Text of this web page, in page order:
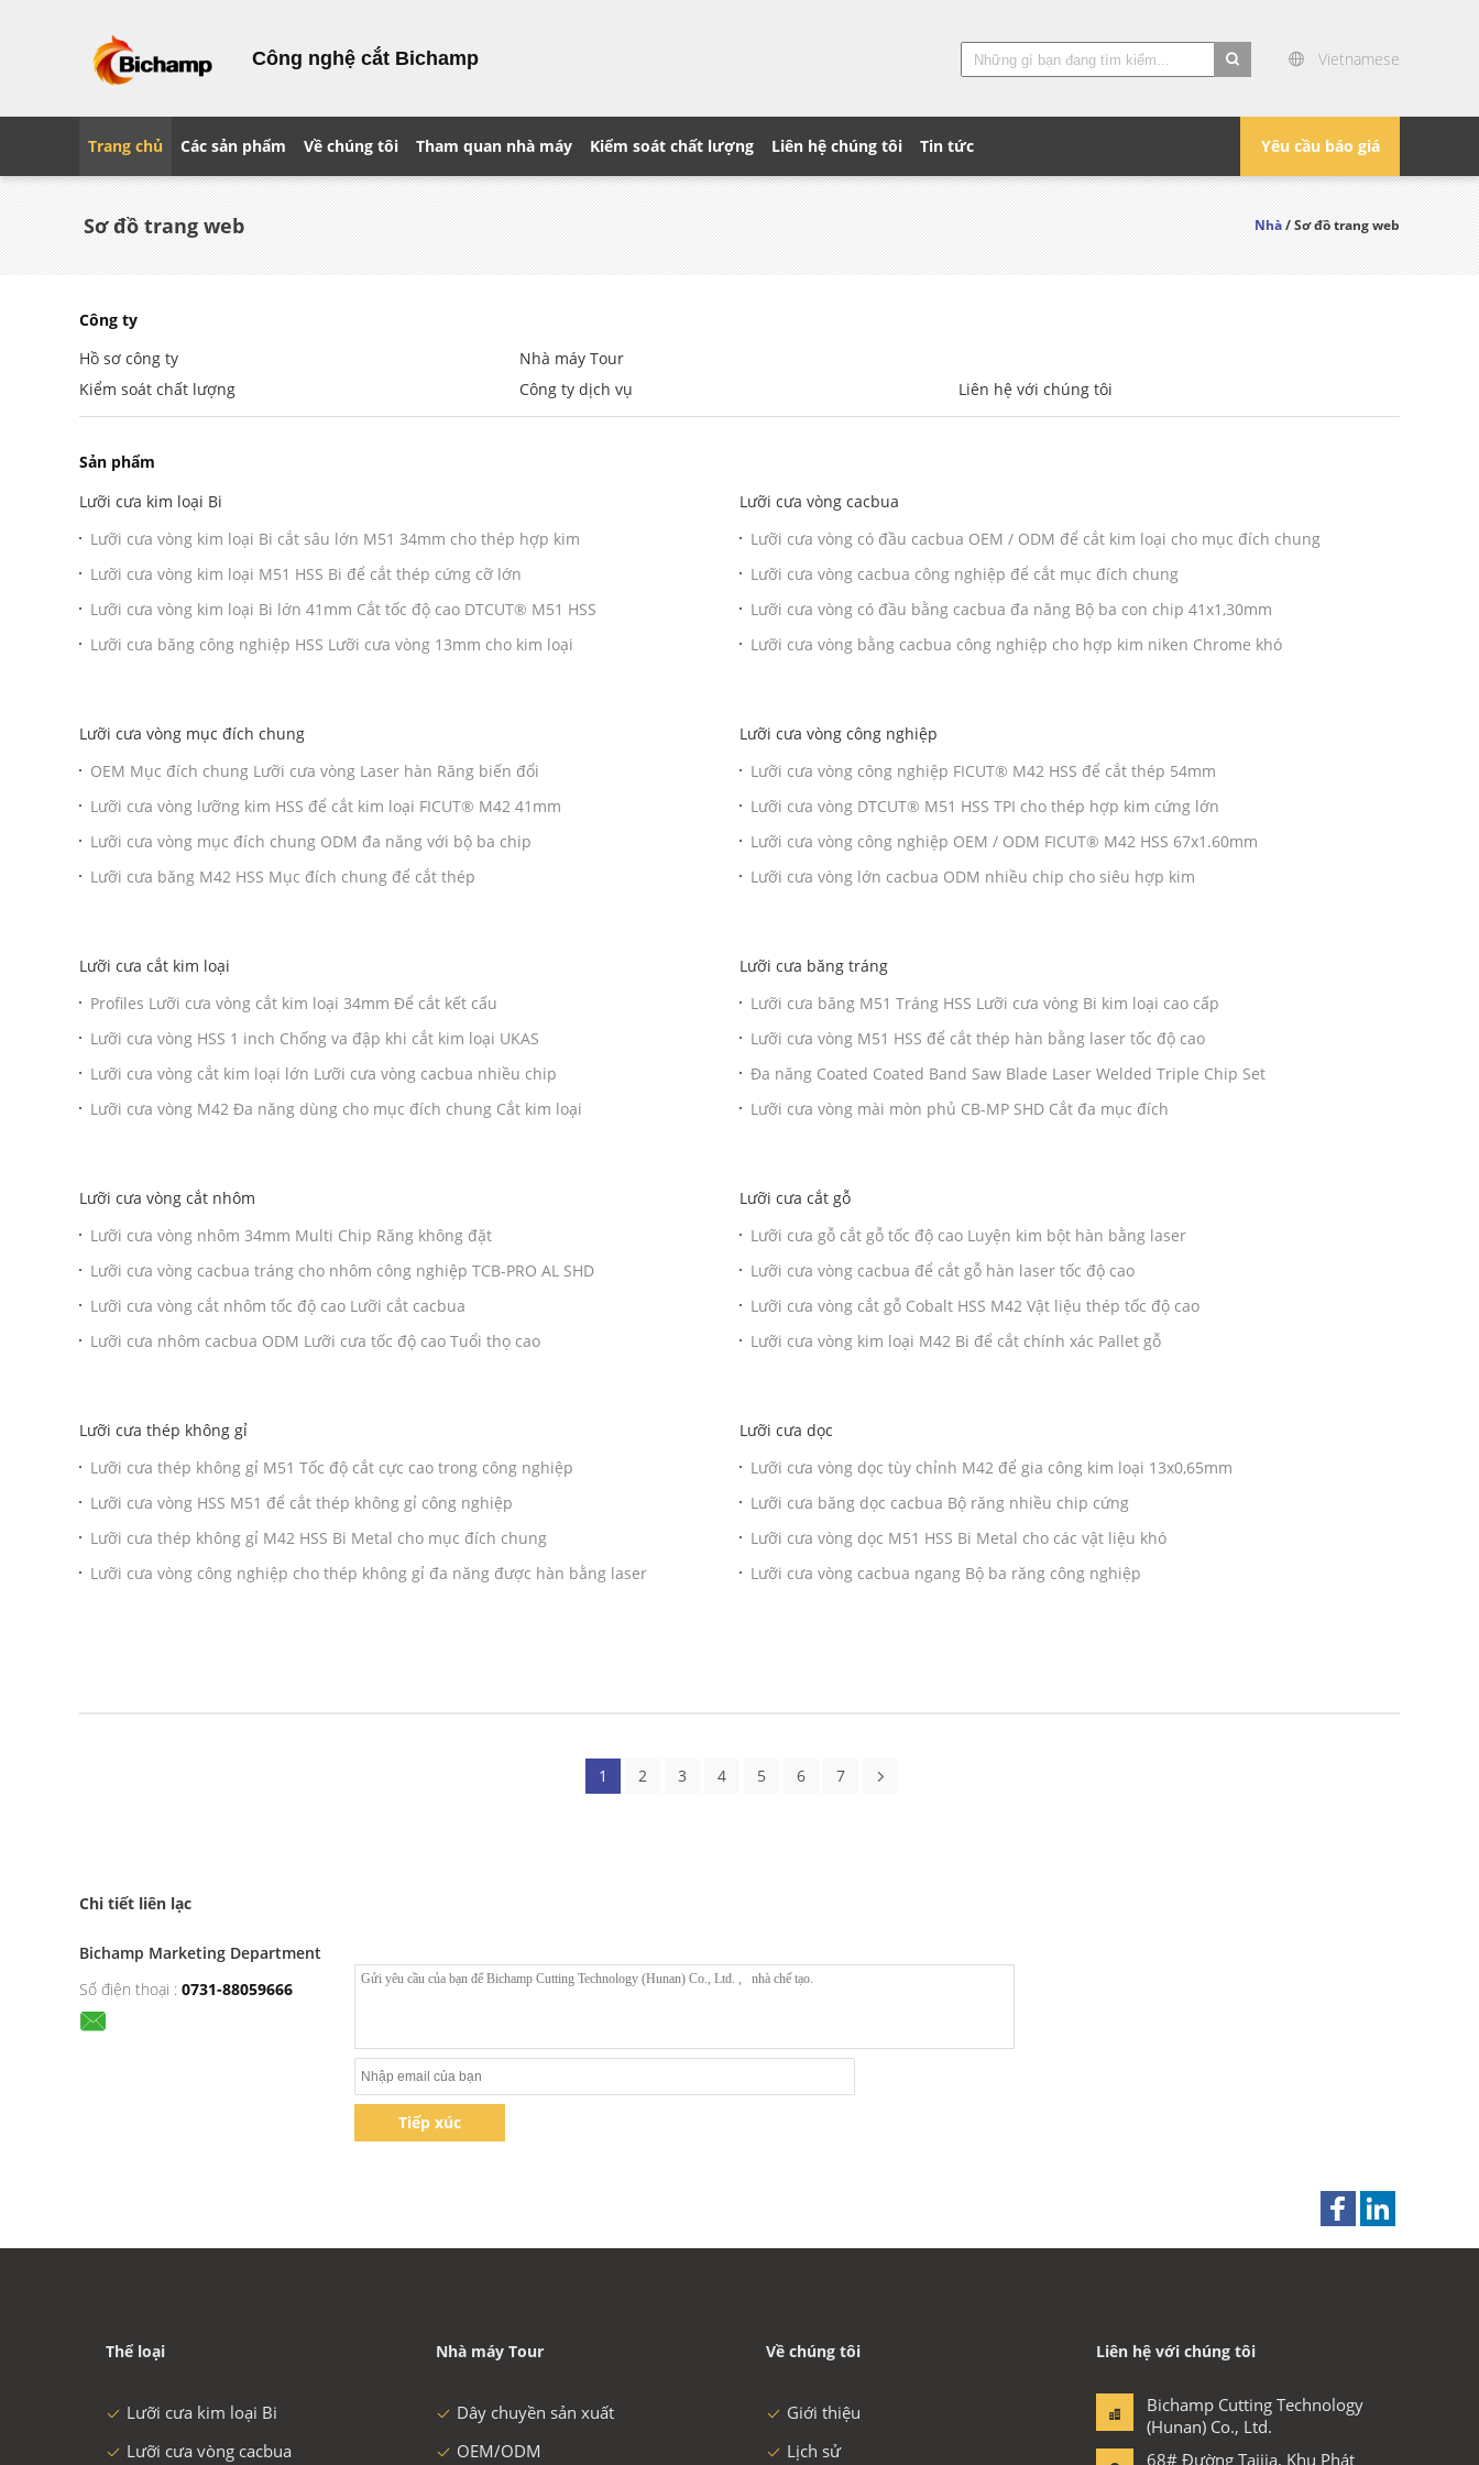
Công nghệ cắt Bichamp Vietnamese
Yêu cầu báo giá
Trang chủ Các sản phẩm Về chúng tôi Tham quan nhà máy Kiểm soát chất lượng Liên hệ chúng tôi Tin tức
Sơ đồ trang web Nhà/ Sơ đồ trang web
Công ty
Hồ sơ công ty
Nhà máy Tour
Kiểm soát chất lượng
Công ty dịch vụ Liên hệ với chúng tôi
Sản phẩm
Lưỡi cưa kim loại Bi
Lưỡi cưa vòng kim loại Bi cắt sâu lớn M51 34mm cho thép hợp kim
Lưỡi cưa vòng kim loại M51 HSS Bi để cắt thép cứng cỡ lớn
Lưỡi cưa vòng kim loại Bi lớn 41mm Cắt tốc độ cao DTCUT® M51 HSS
Lưỡi cưa băng công nghiệp HSS Lưỡi cưa vòng 13mm cho kim loại
Lưỡi cưa vòng cacbua
Lưỡi cưa vòng có đầu cacbua OEM / ODM để cắt kim loại cho mục đích chung
Lưỡi cưa vòng cacbua công nghiệp để cắt mục đích chung
Lưỡi cưa vòng có đầu bằng cacbua đa năng Bộ ba con chip 41x1,30mm
Lưỡi cưa vòng bằng cacbua công nghiệp cho hợp kim niken Chrome khó
Lưỡi cưa vòng mục đích chung
OEM Mục đích chung Lưỡi cưa vòng Laser hàn Răng biến đổi
Lưỡi cưa vòng lưỡng kim HSS để cắt kim loại FICUT® M42 41mm
Lưỡi cưa vòng mục đích chung ODM đa năng với bộ ba chip
Lưỡi cưa băng M42 HSS Mục đích chung để cắt thép
Lưỡi cưa vòng công nghiệp
Lưỡi cưa vòng công nghiệp FICUT® M42 HSS để cắt thép 54mm
Lưỡi cưa vòng DTCUT® M51 HSS TPI cho thép hợp kim cứng lớn
Lưỡi cưa vòng công nghiệp OEM / ODM FICUT® M42 HSS 67x1.60mm
Lưỡi cưa vòng lớn cacbua ODM nhiều chip cho siêu hợp kim
Lưỡi cưa cắt kim loại
Profiles Lưỡi cưa vòng cắt kim loại 34mm ​Để cắt kết cấu
Lưỡi cưa vòng HSS 1 inch Chống va đập khi cắt kim loại UKAS
Lưỡi cưa vòng cắt kim loại lớn Lưỡi cưa vòng cacbua nhiều chip
Lưỡi cưa vòng M42 Đa năng dùng cho mục đích chung Cắt kim loại
Lưỡi cưa băng tráng
Lưỡi cưa băng M51 Tráng HSS Lưỡi cưa vòng Bi kim loại cao cấp
Lưỡi cưa vòng M51 HSS để cắt thép hàn bằng laser tốc độ cao
Đa năng Coated Coated Band Saw Blade Laser Welded Triple Chip Set
Lưỡi cưa vòng mài mòn phủ CB-MP SHD Cắt đa mục đích
Lưỡi cưa vòng cắt nhôm
Lưỡi cưa vòng nhôm 34mm Multi Chip Răng không đặt
Lưỡi cưa vòng cacbua tráng cho nhôm công nghiệp TCB-PRO AL SHD
Lưỡi cưa vòng cắt nhôm tốc độ cao Lưỡi cắt cacbua
Lưỡi cưa nhôm cacbua ODM Lưỡi cưa tốc độ cao Tuổi thọ cao
Lưỡi cưa cắt gỗ
Lưỡi cưa gỗ cắt gỗ tốc độ cao Luyện kim bột hàn bằng laser
Lưỡi cưa vòng cacbua để cắt gỗ hàn laser tốc độ cao
Lưỡi cưa vòng cắt gỗ Cobalt HSS M42 Vật liệu thép tốc độ cao
Lưỡi cưa vòng kim loại M42 Bi để cắt chính xác Pallet gỗ
Lưỡi cưa thép không gỉ
Lưỡi cưa thép không gỉ M51 Tốc độ cắt cực cao trong công nghiệp
Lưỡi cưa vòng HSS M51 để cắt thép không gỉ công nghiệp
Lưỡi cưa thép không gỉ M42 HSS Bi Metal cho mục đích chung
Lưỡi cưa vòng công nghiệp cho thép không gỉ đa năng được hàn bằng laser
Lưỡi cưa dọc
Lưỡi cưa vòng dọc tùy chỉnh M42 để gia công kim loại 13x0,65mm
Lưỡi cưa băng dọc cacbua Bộ răng nhiều chip cứng
Lưỡi cưa vòng dọc M51 HSS Bi Metal cho các vật liệu khó
Lưỡi cưa vòng cacbua ngang Bộ ba răng công nghiệp
1 2 3 4 5 6 7
Chi tiết liên lạc
Bichamp Marketing Department
Số điện thoại : 0731-88059666
Tiếp xúc
Thể loại
Lưỡi cưa kim loại Bi
Lưỡi cưa vòng cacbua
Nhà máy Tour
Dây chuyền sản xuất
OEM/ODM
Về chúng tôi
Giới thiệu
Lịch sử
Liên hệ với chúng tôi
Bichamp Cutting Technology
(Hunan) Co., Ltd.
68# Đường Taijia, Khu Phát